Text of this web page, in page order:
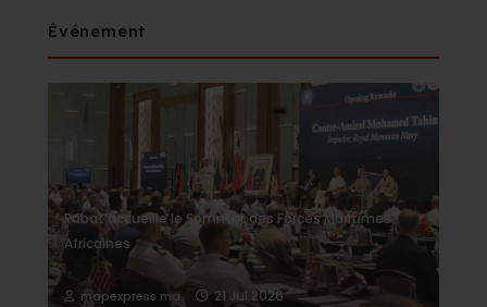
Événement
Rabat accueille le Sommet des Forces Maritimes
Africaines
mapexpress.ma 21 Jul 2026